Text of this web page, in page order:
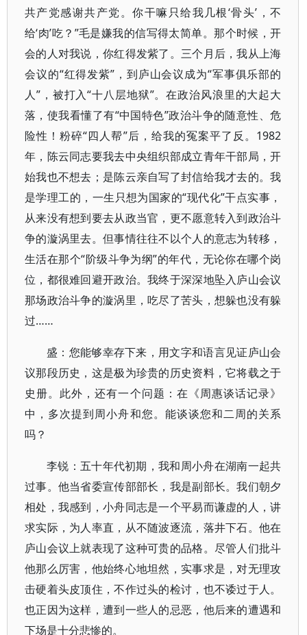
共产党感谢共产党。你干嘛只给我几根‘骨头’，不
给‘肉’吃？”毛是嫌我的信写得太简单。那个时候，开
会的人对我说，你红得发紫了。三个月后，我从上海
会议的“红得发紫”，到庐山会议成为“军事俱乐部的
人”，被打入“十八层地狱”。在政治风浪里的大起大
落，使我看懂了有“中国特色”政治斗争的随意性、危
险性！粉碎“四人帮”后，给我的冤案平了反。1982
年，陈云同志要我去中央组织部成立青年干部局，开
始我也不想去；是陈云亲自写了封信给我才去的。我
是学理工的，一生只想为国家的“现代化”干点实事，
从来没有想到要去从政当官，更不愿意转入到政治斗
争的漩涡里去。但事情往往不以个人的意志为转移，
生活在那个“阶级斗争为纲”的年代，无论你在哪个岗
位，都很难回避开政治。我终于深深地坠入庐山会议
那场政治斗争的漩涡里，吃尽了苦头，想躲也没有躲
过……
盛：您能够幸存下来，用文字和语言见证庐山会
议那段历史，这是极为珍贵的历史资料，它将载之于
史册。此外，还有一个问题：在《周惠谈话记录》
中，多次提到周小舟和您。能谈谈您和二周的关系
吗？
李锐：五十年代初期，我和周小舟在湖南一起共
过事。他当省委宣传部部长，我是副部长。我们朝夕
相处，我感到，小舟同志是一个平易而谦虚的人，讲
求实际，为人率直，从不随波逐流，落井下石。他在
庐山会议上就表现了这种可贵的品格。尽管人们批斗
他那么厉害，他始终心地坦然，实事求是，对无理攻
击硬着头皮顶住，不作过头的检讨，也不诿过于人。
也正因为这样，遭到一些人的忌恶，他后来的遭遇和
下场是十分悲惨的。